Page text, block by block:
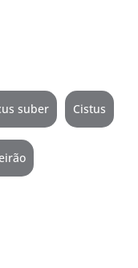
suber Cistus